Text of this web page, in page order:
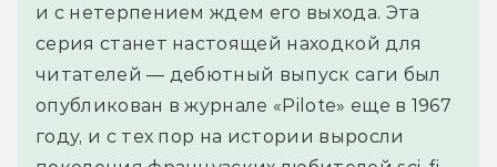
и с нетерпением ждем его выхода. Эта
серия станет настоящей находкой для
читателей — дебютный выпуск саги был
опубликован в журнале «Pilote» еще в 1967
году, и с тех пор на истории выросли